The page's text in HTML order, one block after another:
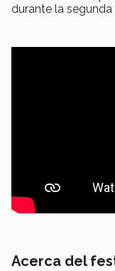
durante la
Acerca del